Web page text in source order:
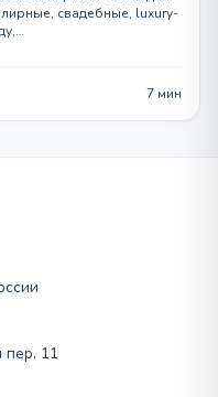
свадебные, luxury-
7 мин
11